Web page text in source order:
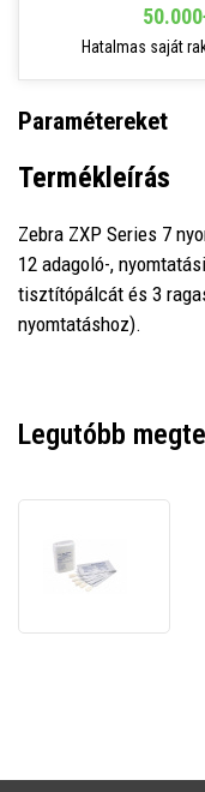
Hatalmas saját
Paramétereket
Termékleírás
Zebra ZXP Series 7
12 adagoló-,
tisztítópálcát és 3
nyomtatáshoz).
Legutóbb
7